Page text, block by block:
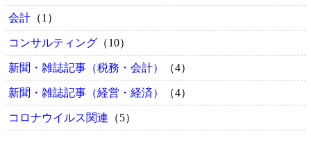
会計（1）
コンサルティング（10）
新聞・雑誌記事（税務・会計） （4）
新聞・雑誌記事（経営・経済） （4）
コロナウイルス関連 （5）